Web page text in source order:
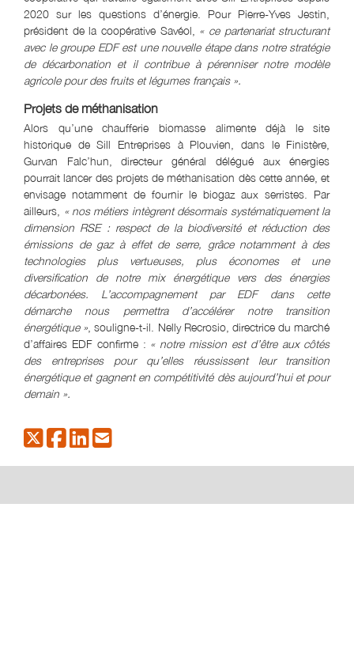
2020 sur les questions d’énergie. Pour Pierre-Yves Jestin,
président de la coopérative Savéol, « ce partenariat structurant
avec le groupe EDF est une nouvelle étape dans notre stratégie
de décarbonation et il contribue à pérenniser notre modèle
agricole pour des fruits et légumes français ».
Projets de méthanisation
Alors qu’une chaufferie biomasse alimente déjà le site
historique de Sill Entreprises à Plouvien, dans le Finistère,
Gurvan Falc’hun, directeur général délégué aux énergies
pourrait lancer des projets de méthanisation dès cette année, et
envisage notamment de fournir le biogaz aux serristes. Par
ailleurs, « nos métiers intègrent désormais systématiquement la
dimension RSE : respect de la biodiversité et réduction des
émissions de gaz à effet de serre, grâce notamment à des
technologies plus vertueuses, plus économes et une
diversification de notre mix énergétique vers des énergies
décarbonées. L’accompagnement par EDF dans cette
démarche nous permettra d’accélérer notre transition
énergétique » , souligne-t-il. Nelly Recrosio, directrice du marché
d’affaires EDF confirme : « notre mission est d’être aux côtés
des entreprises pour qu’elles réussissent leur transition
énergétique et gagnent en compétitivité dès aujourd’hui et pour
demain ».